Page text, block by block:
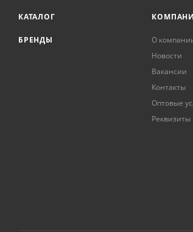
КАТАЛОГ
БРЕНДЫ
О
Новости
Вакансии
Контакты
Оптовые
Реквизиты